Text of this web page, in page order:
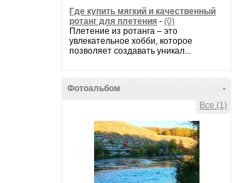
Где купить мягкий и качественный
ротанг для плетения - (0)
Плетение из ротанга – это
увлекательное хобби, которое
позволяет создавать уникал...
-
Фотоальбом
Все (1)